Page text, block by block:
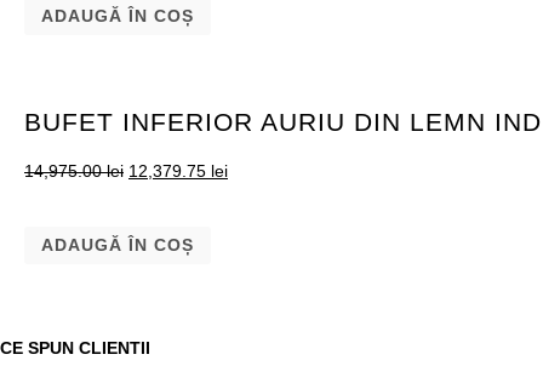
ADAUGĂ ÎN COȘ
BUFET INFERIOR AURIU DIN LEMN
14,975.00lei 12,379.75 lei
ADAUGĂ ÎN COȘ
CE SPUN CLIENTII